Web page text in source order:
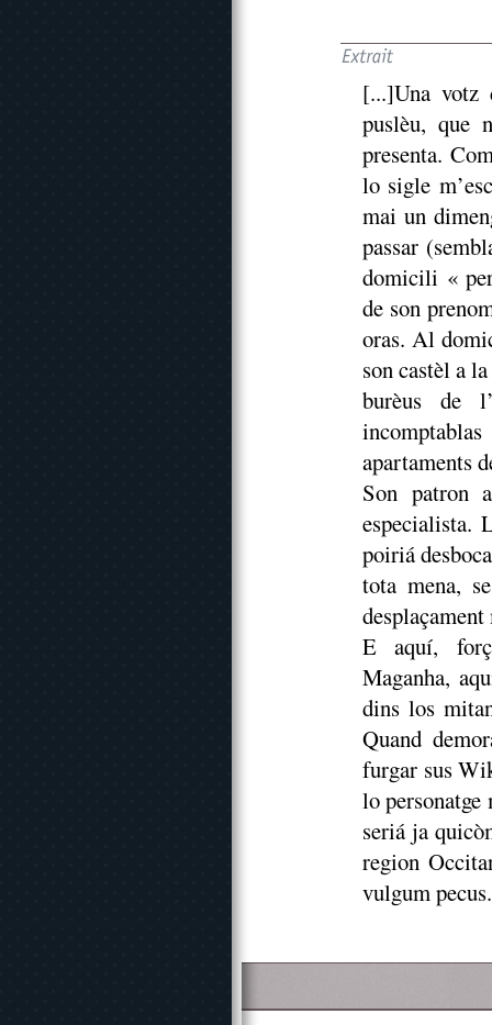
[...]Una votz
puslèu, que
presenta.
lo sigle
mai un
passar
domicili «
de son
oras. Al
son castèl a
burèus de
apartaments
Son patron
especialista.
poiriá
tota mena,
E aquí,
Maganha,
dins los
Quand
furgar sus
lo
seriá ja
region
vulgum